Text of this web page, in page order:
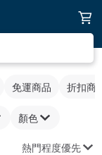
免運商品 折扣商
顏色
熱門程度優先